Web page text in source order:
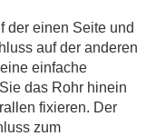
der einen Seite und
auf der anderen
einfache
das Rohr hinein
fixieren. Der
zum